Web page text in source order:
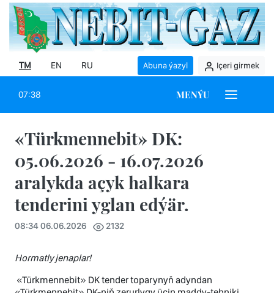
TM EN RU Abuna ýazyl Içeri girmek
07:38 MENÝU
«Türkmennebit» DK:
05.06.2026 - 16.07.2026
aralykda açyk halkara
tenderini yglan edýär.
08:34 06.06.2026 2132
Hormatly jenaplar!
«Türkmennebit» DK tender toparynyň adyndan